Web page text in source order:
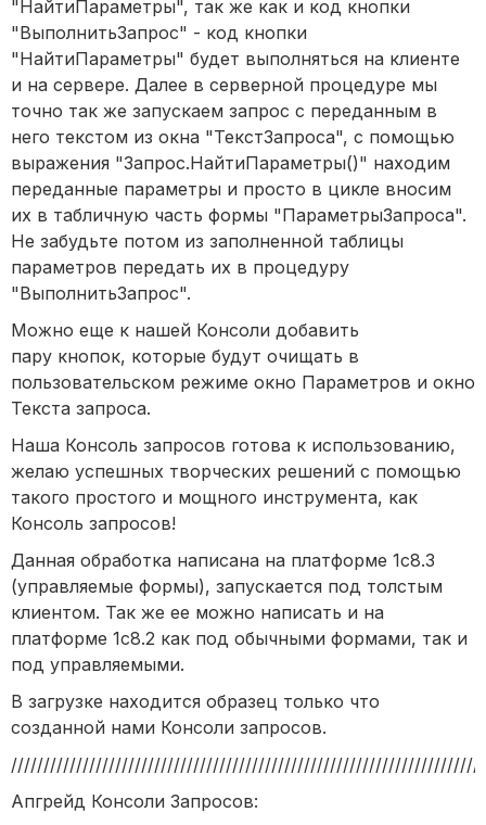
"НайтиПараметры", так же как и код кнопки
"ВыполнитьЗапрос" - код кнопки
"НайтиПараметры" будет выполняться на клиенте
и на сервере. Далее в серверной процедуре мы
точно так же запускаем запрос с переданным в
него текстом из окна "ТекстЗапроса", с помощью
выражения "Запрос.НайтиПараметры()" находим
переданные параметры и просто в цикле вносим
их в табличную часть формы "ПараметрыЗапроса".
Не забудьте потом из заполненной таблицы
параметров передать их в процедуру
"ВыполнитьЗапрос".
Можно еще к нашей Консоли добавить
пару кнопок, которые будут очищать в
пользовательском режиме окно Параметров и окно
Текста запроса.
Наша Консоль запросов готова к использованию,
желаю успешных творческих решений с помощью
такого простого и мощного инструмента, как
Консоль запросов!
Данная обработка написана на платформе 1с8.3
(управляемые формы), запускается под толстым
клиентом. Так же ее можно написать и на
платформе 1с8.2 как под обычными формами, так и
под управляемыми.
В загрузке находится образец только что
созданной нами Консоли запросов.
Апгрейд Консоли Запросов: